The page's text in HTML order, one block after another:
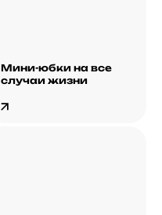
Мини-юбки на все
случаи жизни